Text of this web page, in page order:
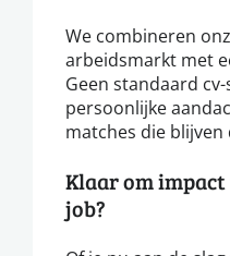
We combineren
arbeidsmarkt met
Geen standaard
persoonlijke
matches die blijven
Klaar om
job?